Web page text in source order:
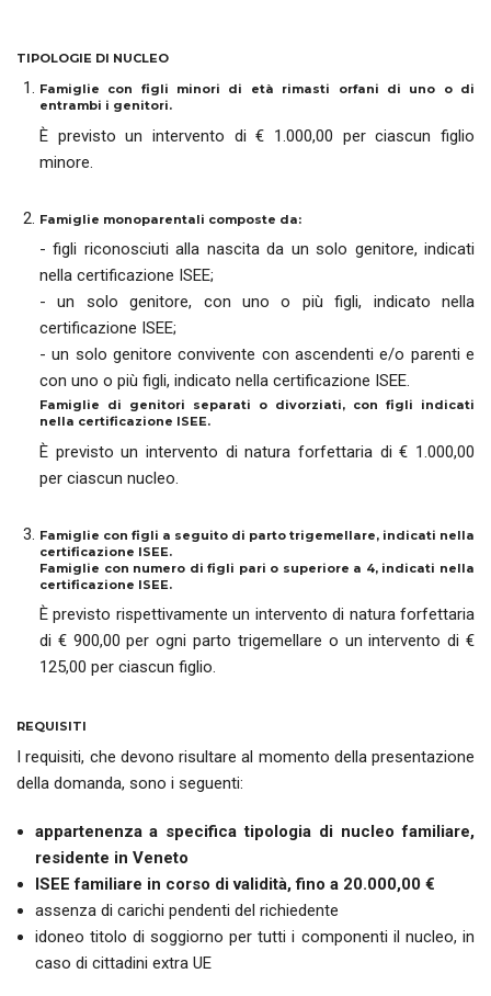
TIPOLOGIE DI NUCLEO
Famiglie con figli minori di età rimasti orfani di uno o di
entrambi i genitori.
È previsto un intervento di € 1.000,00 per ciascun figlio
minore.
Famiglie monoparentali composte da:
- figli riconosciuti alla nascita da un solo genitore, indicati
nella certificazione ISEE;
- un solo genitore, con uno o più figli, indicato nella
certificazione ISEE;
- un solo genitore convivente con ascendenti e/o parenti e
con uno o più figli, indicato nella certificazione ISEE.
Famiglie di genitori separati o divorziati, con figli indicati
nella certificazione ISEE.
È previsto un intervento di natura forfettaria di € 1.000,00
per ciascun nucleo.
Famiglie con figli a seguito di parto trigemellare, indicati nella
certificazione ISEE.
Famiglie con numero di figli pari o superiore a 4, indicati nella
certificazione ISEE.
È previsto rispettivamente un intervento di natura forfettaria
di € 900,00 per ogni parto trigemellare o un intervento di €
125,00 per ciascun figlio.
REQUISITI
I requisiti, che devono risultare al momento della presentazione
della domanda, sono i seguenti:
appartenenza a specifica tipologia di nucleo familiare,
residente in Veneto
ISEE familiare in corso di validità, fino a 20.000,00 €
assenza di carichi pendenti del richiedente
idoneo titolo di soggiorno per tutti i componenti il nucleo, in
caso di cittadini extra UE